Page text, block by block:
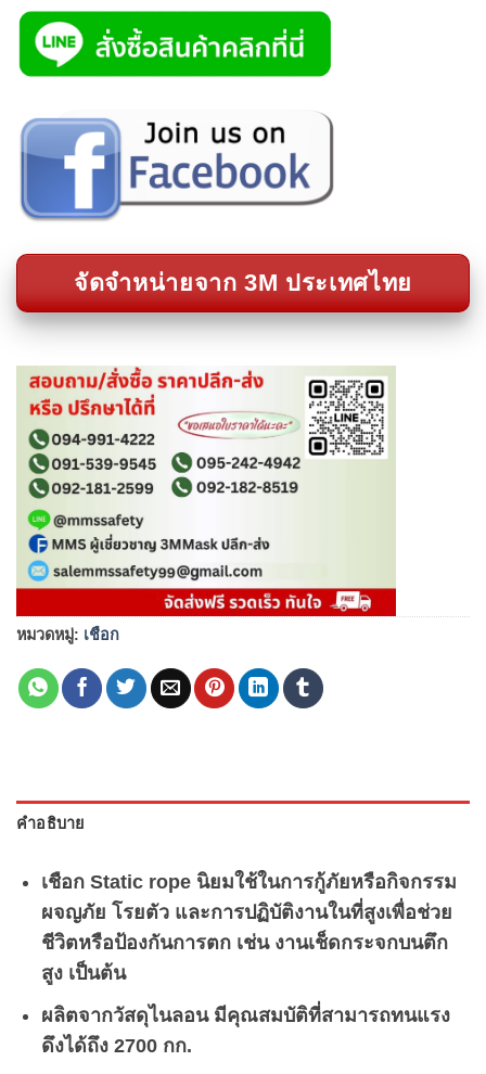
จัดจำหน่ายจาก 3M ประเทศไทย
หมวดหมู่: เชือก
คำอธิบาย
เชือก Static rope นิยมใช้ในการกู้ภัยหรือกิจกรรม
ผจญภัย โรยตัว และการปฏิบัติงานในที่สูงเพื่อช่วย
ชีวิตหรือป้องกันการตก เช่น งานเช็ดกระจกบนตึก
สูง เป็นต้น
ผลิตจากวัสดุไนลอน มีคุณสมบัติที่สามารถทนแรง
ดึงได้ถึง 2700 กก.